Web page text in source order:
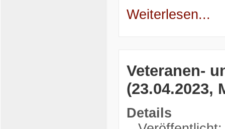
Weiterlesen...
Veteranen-
(23.04.2023,
Details